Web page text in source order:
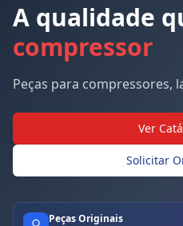
A qualidade
compressor
Peças para compressores,
Ver
Solicitar
Peças Originais